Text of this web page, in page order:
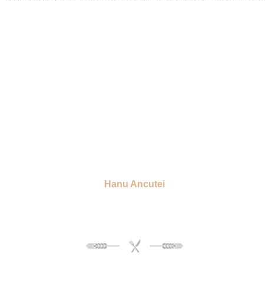
Hanu Ancutei